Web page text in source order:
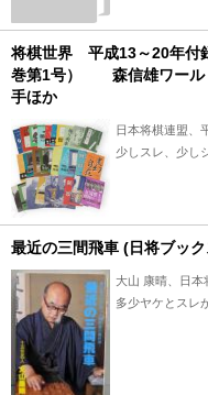
９９８→２
０１３年
編 ２冊揃
い
将棋世界 平成13～20年付
巻第1号） 森信雄ワール
手ほか
日本将棋連盟、
少しスレ、少し
最近の三間飛車 (日将ブッ
大山 康晴、日本
多少ヤケとスレ